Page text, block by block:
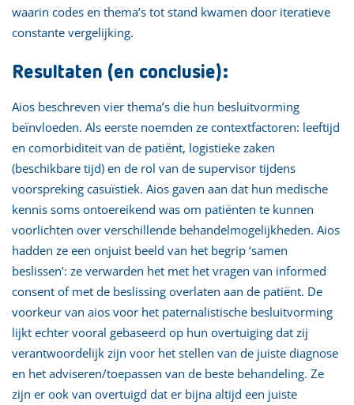
waarin codes en thema’s tot stand kwamen door iteratieve
constante vergelijking.
Resultaten (en conclusie):
Aios beschreven vier thema’s die hun besluitvorming
beïnvloeden. Als eerste noemden ze contextfactoren: leeftijd
en comorbiditeit van de patiënt, logistieke zaken
(beschikbare tijd) en de rol van de supervisor tijdens
voorspreking casuïstiek. Aios gaven aan dat hun medische
kennis soms ontoereikend was om patiënten te kunnen
voorlichten over verschillende behandelmogelijkheden. Aios
hadden ze een onjuist beeld van het begrip ‘samen
beslissen’: ze verwarden het met het vragen van informed
consent of met de beslissing overlaten aan de patiënt. De
voorkeur van aios voor het paternalistische besluitvorming
lijkt echter vooral gebaseerd op hun overtuiging dat zij
verantwoordelijk zijn voor het stellen van de juiste diagnose
en het adviseren/toepassen van de beste behandeling. Ze
zijn er ook van overtuigd dat er bijna altijd een juiste